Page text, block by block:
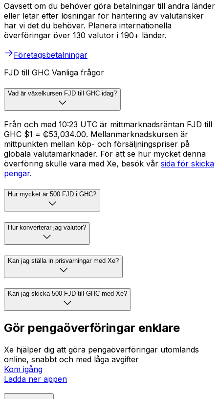
Oavsett om du behöver göra betalningar till andra länder
eller letar efter lösningar för hantering av valutarisker
har vi det du behöver. Planera internationella
överföringar över 130 valutor i 190+ länder.
Företagsbetalningar
FJD till GHC Vanliga frågor
Vad är växelkursen FJD till GHC idag?
Från och med 10:23 UTC är mittmarknadsräntan FJD till
GHC $1 = ₵53,034.00. Mellanmarknadskursen är
mittpunkten mellan köp- och försäljningspriser på
globala valutamarknader. För att se hur mycket denna
överföring skulle vara med Xe, besök vår sida för skicka
pengar.
Hur mycket är 500 FJD i GHC?
Hur konverterar jag valutor?
Kan jag ställa in prisvarningar med Xe?
Kan jag skicka 500 FJD till GHC med Xe?
Gör pengaöverföringar enklare
Xe hjälper dig att göra pengaöverföringar utomlands
online, snabbt och med låga avgifter
Kom igång
Ladda ner appen